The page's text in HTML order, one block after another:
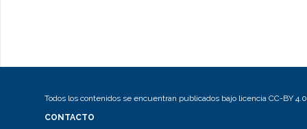
Todos los contenidos se encuentran publicados bajo licencia CC-BY 4.0
CONTACTO